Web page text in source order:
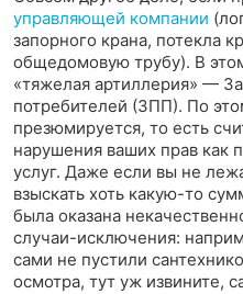
управляющей компании
запорного крана, потекла
общедомовую трубу). В
«тяжелая артиллерия» —
потребителей (ЗПП). По
презюмируется, то есть
нарушения ваших прав как
услуг. Даже если вы не
взыскать хоть какую-то
была оказана
случаи-исключения:
сами не пустили
осмотра, тут уж извините,